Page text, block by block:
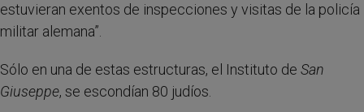
estuvieran exentos de inspecciones y visitas de la policía
militar alemana”.
Sólo en una de estas estructuras, el Instituto de San
Giuseppe, se escondían 80 judíos.